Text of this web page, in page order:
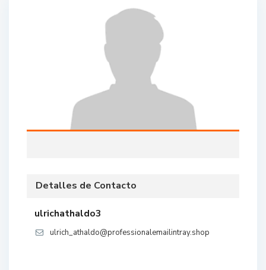
Detalles de Contacto
ulrichathaldo3
ulrich_athaldo@professionalemailintray.shop